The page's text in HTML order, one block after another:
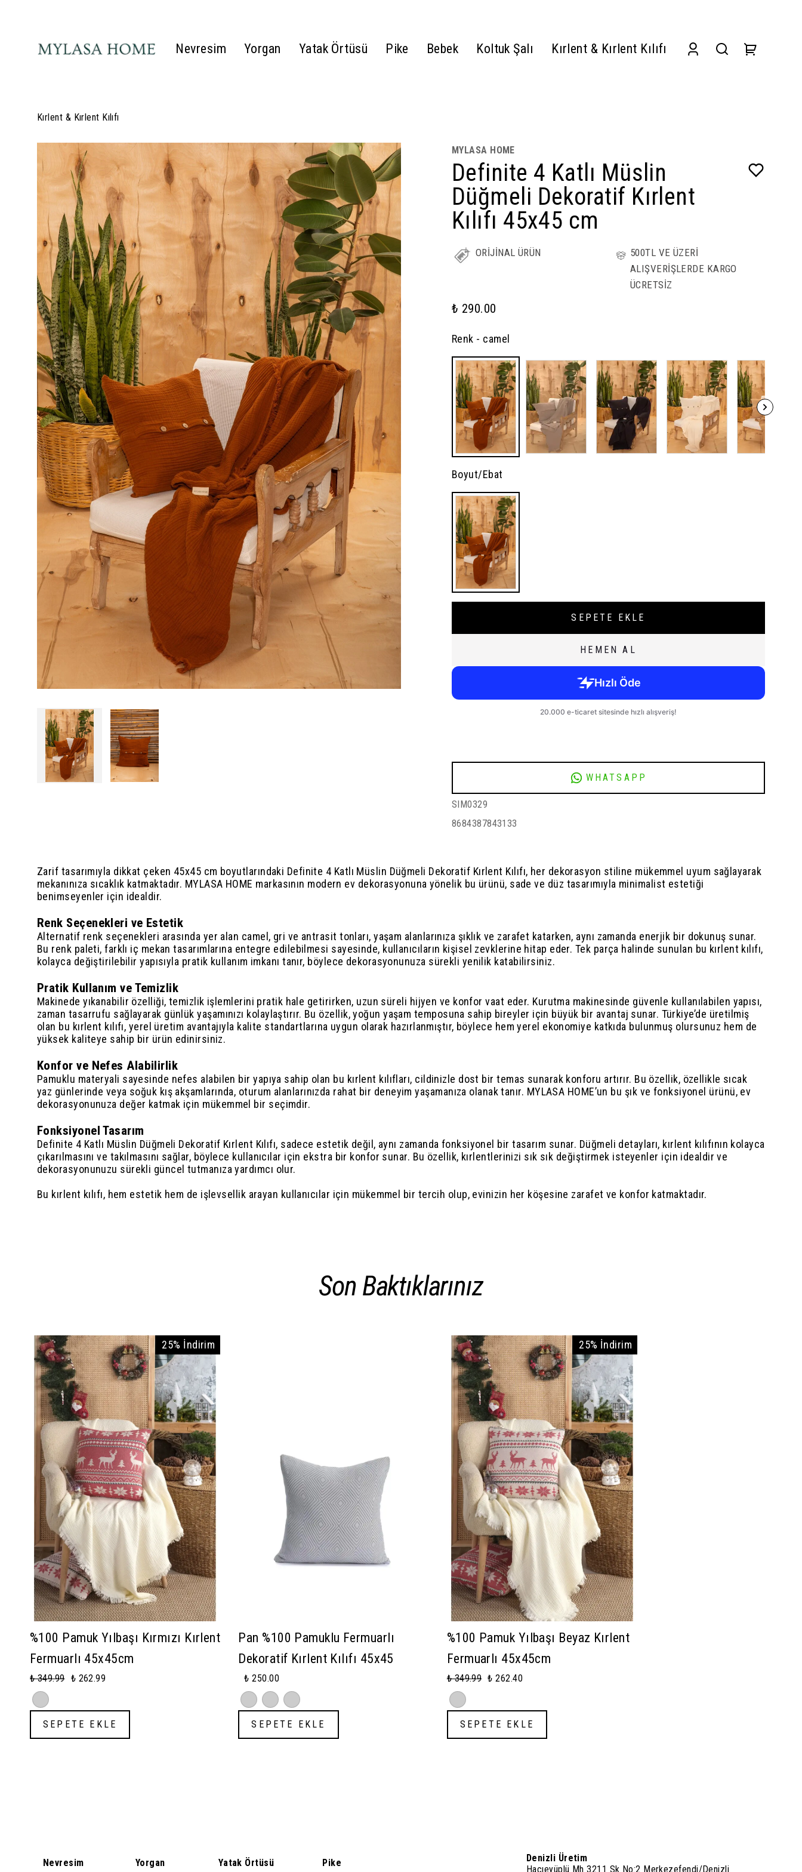
Nevresim Yorgan Yatak Örtüsü Pike Bebek Koltuk Şalı Kırlent & Kırlent Kılıfı
Kırlent & Kırlent Kılıfı
MYLASA HOME
Definite 4 Katlı Müslin
Düğmeli Dekoratif Kırlent
Kılıfı 45x45 cm
ORİJİNAL ÜRÜN
500TL VE ÜZERİ
ALIŞVERİŞLERDE KARGO
ÜCRETSİZ
₺ 290.00
Renk - camel
Boyut/Ebat
SEPETE EKLE
HEMEN AL
WHATSAPP
SIM0329
8684387843133
Zarif tasarımıyla dikkat çeken 45x45 cm boyutlarındaki Definite 4 Katlı Müslin Düğmeli Dekoratif Kırlent Kılıfı, her dekorasyon stiline mükemmel uyum sağlayarak
mekanınıza sıcaklık katmaktadır. MYLASA HOME markasının modern ev dekorasyonuna yönelik bu ürünü, sade ve düz tasarımıyla minimalist estetiği
benimseyenler için idealdir.
Renk Seçenekleri ve Estetik
Alternatif renk seçenekleri arasında yer alan camel, gri ve antrasit tonları, yaşam alanlarınıza şıklık ve zarafet katarken, aynı zamanda enerjik bir dokunuş sunar.
Bu renk paleti, farklı iç mekan tasarımlarına entegre edilebilmesi sayesinde, kullanıcıların kişisel zevklerine hitap eder. Tek parça halinde sunulan bu kırlent kılıfı,
kolayca değiştirilebilir yapısıyla pratik kullanım imkanı tanır, böylece dekorasyonunuza sürekli yenilik katabilirsiniz.
Pratik Kullanım ve Temizlik
Makinede yıkanabilir özelliği, temizlik işlemlerini pratik hale getirirken, uzun süreli hijyen ve konfor vaat eder. Kurutma makinesinde güvenle kullanılabilen yapısı,
zaman tasarrufu sağlayarak günlük yaşamınızı kolaylaştırır. Bu özellik, yoğun yaşam temposuna sahip bireyler için büyük bir avantaj sunar. Türkiye’de üretilmiş
olan bu kırlent kılıfı, yerel üretim avantajıyla kalite standartlarına uygun olarak hazırlanmıştır, böylece hem yerel ekonomiye katkıda bulunmuş olursunuz hem de
yüksek kaliteye sahip bir ürün edinirsiniz.
Konfor ve Nefes Alabilirlik
Pamuklu materyali sayesinde nefes alabilen bir yapıya sahip olan bu kırlent kılıfları, cildinizle dost bir temas sunarak konforu artırır. Bu özellik, özellikle sıcak
yaz günlerinde veya soğuk kış akşamlarında, oturum alanlarınızda rahat bir deneyim yaşamanıza olanak tanır. MYLASA HOME’un bu şık ve fonksiyonel ürünü, ev
dekorasyonunuza değer katmak için mükemmel bir seçimdir.
Fonksiyonel Tasarım
Definite 4 Katlı Müslin Düğmeli Dekoratif Kırlent Kılıfı, sadece estetik değil, aynı zamanda fonksiyonel bir tasarım sunar. Düğmeli detayları, kırlent kılıfının kolayca
çıkarılmasını ve takılmasını sağlar, böylece kullanıcılar için ekstra bir konfor sunar. Bu özellik, kırlentlerinizi sık sık değiştirmek isteyenler için idealdir ve
dekorasyonunuzu sürekli güncel tutmanıza yardımcı olur.
Bu kırlent kılıfı, hem estetik hem de işlevsellik arayan kullanıcılar için mükemmel bir tercih olup, evinizin her köşesine zarafet ve konfor katmaktadır.
Son Baktıklarınız
25% İndirim
%100 Pamuk Yılbaşı Kırmızı Kırlent
Fermuarlı 45x45cm
₺ 349.99 ₺ 262.99
SEPETE EKLE
Pan %100 Pamuklu Fermuarlı
Dekoratif Kırlent Kılıfı 45x45
₺ 250.00
SEPETE EKLE
25% İndirim
%100 Pamuk Yılbaşı Beyaz Kırlent
Fermuarlı 45x45cm
₺ 349.99 ₺ 262.40
SEPETE EKLE
Nevresim Yorgan Yatak Örtüsü Pike
Denizli Üretim
Hacıeyüplü Mh 3211 Sk No:2 Merkezefendi/Denizli